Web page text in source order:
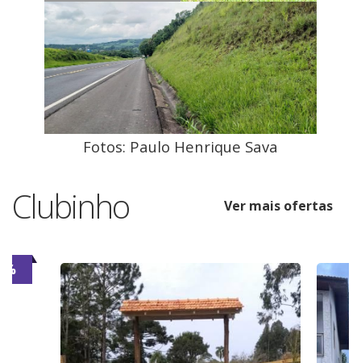
Fotos: Paulo Henrique Sava
Clubinho Ver mais ofertas